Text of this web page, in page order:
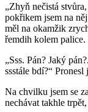
„Zhyň nečistá
pokřikem jsem na
měl na okamžik
řemdih kolem
„Sss. Pán? Jaký
ssstále bdí?“
Na chvilku jsem se
nechávat takhle